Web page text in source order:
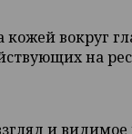
кожей вокруг
на
и видимое